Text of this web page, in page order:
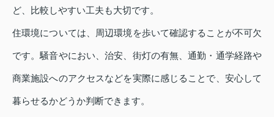
ど、比較しやすい工夫も大切です。
住環境については、周辺環境を歩いて確認することが不可欠
です。騒音やにおい、治安、街灯の有無、通勤・通学経路や
商業施設へのアクセスなどを実際に感じることで、安心して
暮らせるかどうか判断できます。